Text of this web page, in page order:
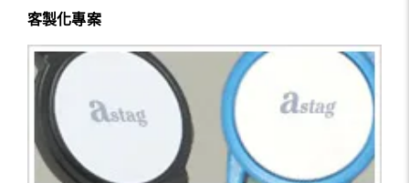
客製化專案